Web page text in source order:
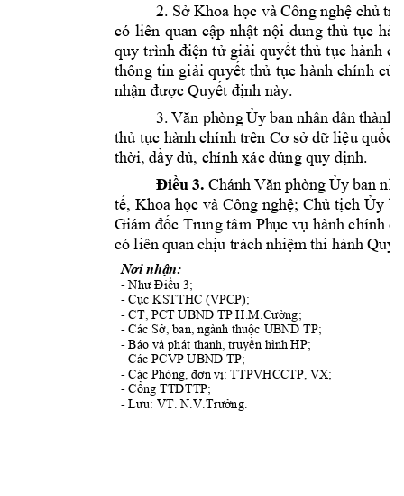
2. Sở Khoa học và Công nghệ chủ
có liên quan cập nhật nội dung thủ tục
quy trình điện tử giải quyết thủ tục hành
thông tin giải quyết thủ tục hành chính
nhận được Quyết định này.
3. Văn phòng Ủy ban nhân dân thành
thủ tục hành chính trên Cơ sở dữ liệu quốc
thời, đầy đủ, chính xác đúng quy định.
Điều 3. Chánh Văn phòng Ủy ban nhâ
tế, Khoa học và Công nghệ; Chủ tịch Ủy
Giám đốc Trung tâm Phục vụ hành chính
có liên quan chịu trách nhiệm thi hành Quy
Nơi nhận:
- Như Điều 3;
- Cục KSTTHC (VPCP);
- CT, PCT UBND TP H.M.Cường;
- Các Sở, ban, ngành thuộc UBND TP;
- Báo và phát thanh, truyền hình HP;
- Các PCVP UBND TP;
- Các Phòng, đơn vị: TTPVHCCTP, VX;
- Cổng TTĐTTP;
- Lưu: VT. N.V.Trưởng.